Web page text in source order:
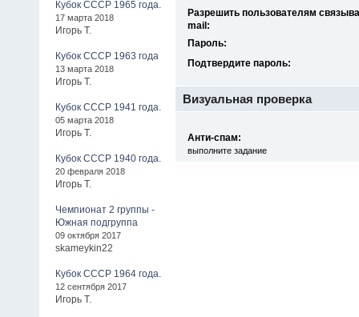
Кубок СССР 1965 года.
17 марта 2018
Игорь Т.
Кубок СССР 1963 года
13 марта 2018
Игорь Т.
Кубок СССР 1941 года.
05 марта 2018
Игорь Т.
Кубок СССР 1940 года.
20 февраля 2018
Игорь Т.
Чемпионат 2 группы -
Южная подгруппа
09 октября 2017
skameykin22
Кубок СССР 1964 года.
12 сентября 2017
Игорь Т.
Разрешить пользователям
mail:
Пароль:
Подтвердите пароль:
Визуальная проверка
Анти-спам:
выполните задание